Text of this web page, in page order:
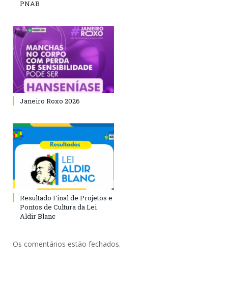
PNAB
Janeiro Roxo 2026
Resultado Final de Projetos e
Pontos de Cultura da Lei
Aldir Blanc
Os comentários estão fechados.